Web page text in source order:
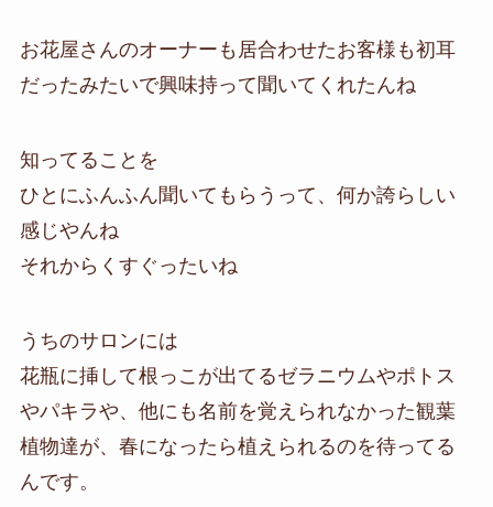
お花屋さんのオーナーも居合わせたお客様も初耳
だったみたいで興味持って聞いてくれたんね
知ってることを
ひとにふんふん聞いてもらうって、何か誇らしい
感じやんね
それからくすぐったいね
うちのサロンには
花瓶に挿して根っこが出てるゼラニウムやポトス
やパキラや、他にも名前を覚えられなかった観葉
植物達が、春になったら植えられるのを待ってる
んです。